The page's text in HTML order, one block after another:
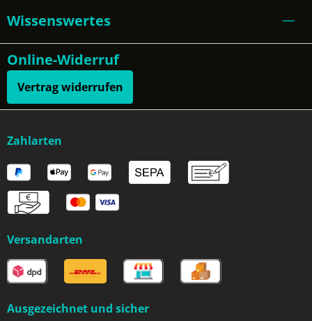
Wissenswertes
Online-Widerruf
Vertrag widerrufen
Zahlarten
Versandarten
Ausgezeichnet und sicher